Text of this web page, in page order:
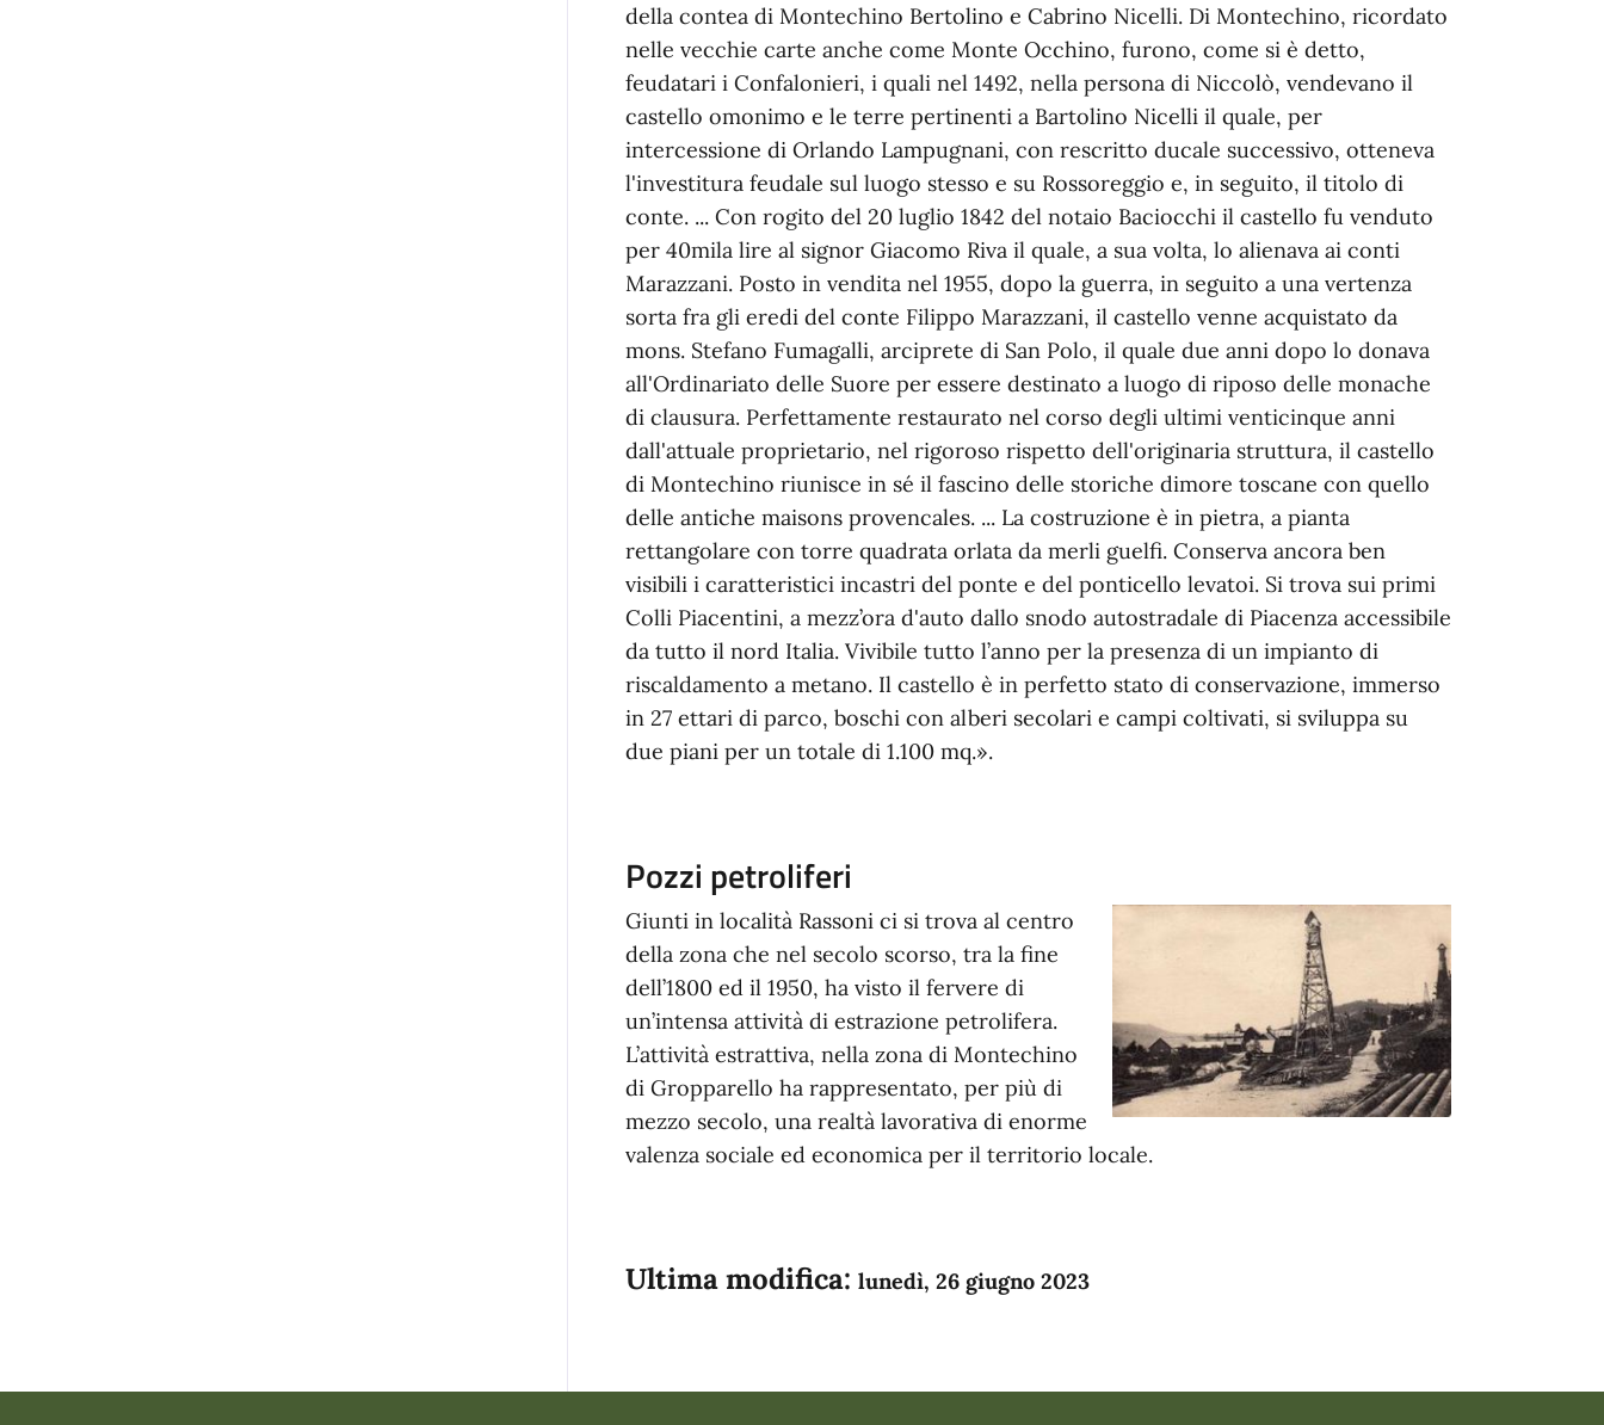
della contea di Montechino Bertolino e Cabrino Nicelli. Di Montechino, ricordato
nelle vecchie carte anche come Monte Occhino, furono, come si è detto,
feudatari i Confalonieri, i quali nel 1492, nella persona di Niccolò, vendevano il
castello omonimo e le terre pertinenti a Bartolino Nicelli il quale, per
intercessione di Orlando Lampugnani, con rescritto ducale successivo, otteneva
l'investitura feudale sul luogo stesso e su Rossoreggio e, in seguito, il titolo di
conte. ... Con rogito del 20 luglio 1842 del notaio Baciocchi il castello fu venduto
per 40mila lire al signor Giacomo Riva il quale, a sua volta, lo alienava ai conti
Marazzani. Posto in vendita nel 1955, dopo la guerra, in seguito a una vertenza
sorta fra gli eredi del conte Filippo Marazzani, il castello venne acquistato da
mons. Stefano Fumagalli, arciprete di San Polo, il quale due anni dopo lo donava
all'Ordinariato delle Suore per essere destinato a luogo di riposo delle monache
di clausura. Perfettamente restaurato nel corso degli ultimi venticinque anni
dall'attuale proprietario, nel rigoroso rispetto dell'originaria struttura, il castello
di Montechino riunisce in sé il fascino delle storiche dimore toscane con quello
delle antiche maisons provencales. ... La costruzione è in pietra, a pianta
rettangolare con torre quadrata orlata da merli guelfi. Conserva ancora ben
visibili i caratteristici incastri del ponte e del ponticello levatoi. Si trova sui primi
Colli Piacentini, a mezz’ora d'auto dallo snodo autostradale di Piacenza accessibile
da tutto il nord Italia. Vivibile tutto l’anno per la presenza di un impianto di
riscaldamento a metano. Il castello è in perfetto stato di conservazione, immerso
in 27 ettari di parco, boschi con alberi secolari e campi coltivati, si sviluppa su
due piani per un totale di 1.100 mq.».
Pozzi petroliferi
Giunti in località Rassoni ci si trova al centro
della zona che nel secolo scorso, tra la fine
dell’1800 ed il 1950, ha visto il fervere di
un’intensa attività di estrazione petrolifera.
L’attività estrattiva, nella zona di Montechino
di Gropparello ha rappresentato, per più di
mezzo secolo, una realtà lavorativa di enorme
valenza sociale ed economica per il territorio locale.
Ultima modifica: lunedì, 26 giugno 2023